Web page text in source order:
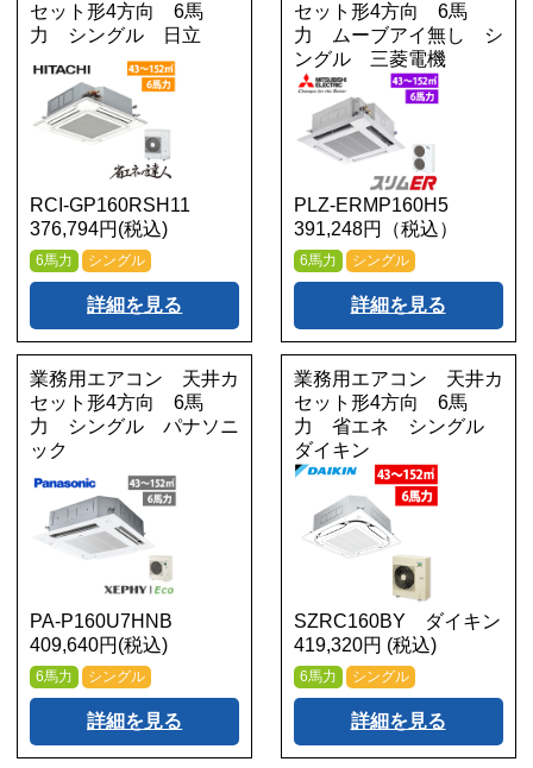
セット形4方向 6馬
力 シングル 日立
RCI-GP160RSH11
376,794円(税込)
6馬力 シングル
詳細を見る
セット形4方向 6馬
力 ムーブアイ無し シ
ングル 三菱電機
PLZ-ERMP160H5
391,248円（税込）
6馬力 シングル
詳細を見る
業務用エアコン 天井カ
セット形4方向 6馬
力 シングル パナソニ
ック
PA-P160U7HNB
409,640円(税込)
6馬力 シングル
詳細を見る
業務用エアコン 天井カ
セット形4方向 6馬
力 省エネ シングル
ダイキン
SZRC160BY ダイキン
419,320円 (税込)
6馬力 シングル
詳細を見る